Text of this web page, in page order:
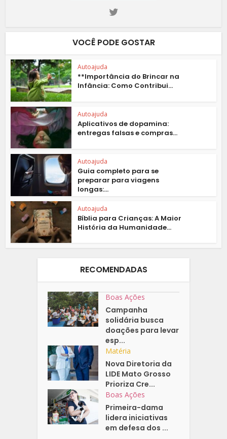
VOCÊ PODE GOSTAR
Autoajuda
**Importância do Brincar na
Infância: Como Contribui...
Autoajuda
Aplicativos de dopamina:
entregas falsas e compras...
Autoajuda
Guia completo para se
preparar para viagens
longas:...
Autoajuda
Bíblia para Crianças: A Maior
História da Humanidade...
RECOMENDADAS
Boas Ações
Campanha
solidária busca
doações para levar
esp...
Matéria
Nova Diretoria da
LIDE Mato Grosso
Prioriza Cre...
Boas Ações
Primeira-dama
lidera iniciativas
em defesa dos ...